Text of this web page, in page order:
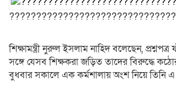
শিক্ষামন্ত্রী নুরুল ইসলাম নাহিদ বলেছেন,
সঙ্গে যেসব শিক্ষকরা জড়িত তাদের বিরুদ্ধে কঠোর
বুধবার সকালে এক কর্মশালায় অংশ নিয়ে তিনি